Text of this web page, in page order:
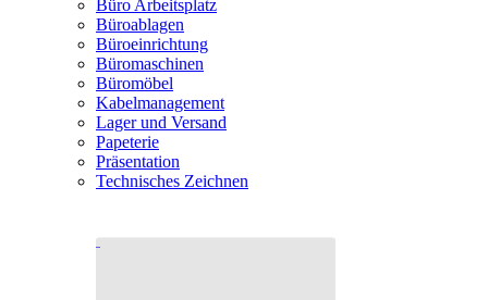
Büro Arbeitsplatz
Büroablagen
Büroeinrichtung
Büromaschinen
Büromöbel
Kabelmanagement
Lager und Versand
Papeterie
Präsentation
Technisches Zeichnen